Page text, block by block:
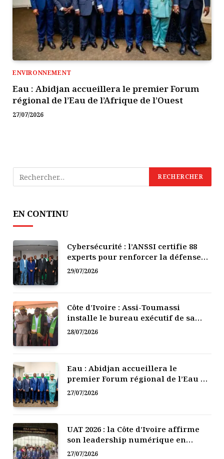
ENVIRONNEMENT
Eau : Abidjan accueillera le premier Forum
régional de l’Eau de l’Afrique de l’Ouest
27/07/2026
EN CONTINU
Cybersécurité : l’ANSSI certifie 88
experts pour renforcer la défense
numérique de la Côte d’Ivoire
29/07/2026
Côte d’Ivoire : Assi-Toumassi
installe le bureau exécutif de sa
mutuelle de développement
28/07/2026
Eau : Abidjan accueillera le
premier Forum régional de l’Eau de
l’Afrique de l’Ouest
27/07/2026
UAT 2026 : la Côte d’Ivoire affirme
son leadership numérique en
Afrique
27/07/2026